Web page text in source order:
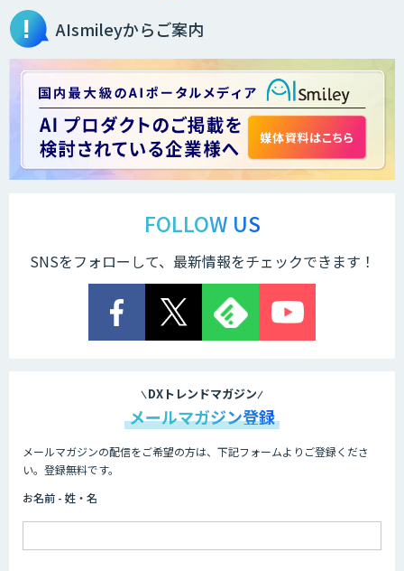
manebi eラーニング
生成AI研修サービス「CCAL研修」
ートキャンプ」
AIガイドライン策定コンサルティング
AI/DX人材育成研修
AIsmileyからご案内
FOLLOW US
SNSをフォローして、最新情報をチェックできます！
DXトレンドマガジン
メールマガジン登録
メールマガジンの配信をご希望の方は、下記フォームよりご登録くださ
い。登録無料です。
お名前 - 姓・名